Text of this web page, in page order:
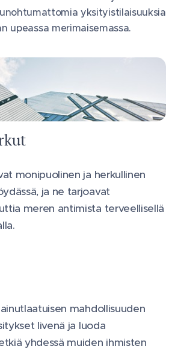
yksityistilaisuuksia
upeassa merimaisemassa.
monipuolinen ja herkullinen
ja ne tarjoavat
meren antimista terveellisellä
mahdollisuuden
livenä ja luoda
yhdessä muiden ihmisten